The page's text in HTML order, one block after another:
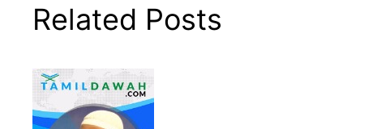
Related Posts